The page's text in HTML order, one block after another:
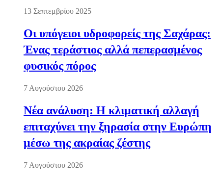
13 Σεπτεμβρίου 2025
Οι υπόγειοι υδροφορείς της Σαχάρας:
Ένας τεράστιος αλλά πεπερασμένος
φυσικός πόρος
7 Αυγούστου 2026
Νέα ανάλυση: Η κλιματική αλλαγή
επιταχύνει την ξηρασία στην Ευρώπη
μέσω της ακραίας ζέστης
7 Αυγούστου 2026